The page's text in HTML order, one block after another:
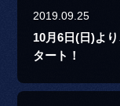
2019.09.25
10月6日(日)よ
タート！